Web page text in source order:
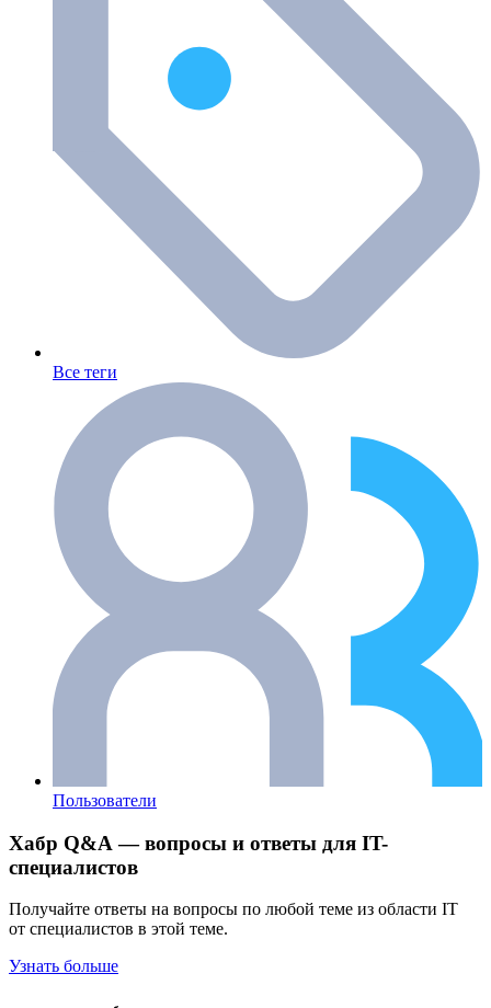
Все теги
Пользователи
Хабр Q&A — вопросы и ответы для IT-
специалистов
Получайте ответы на вопросы по любой теме из области IT
от специалистов в этой теме.
Узнать больше